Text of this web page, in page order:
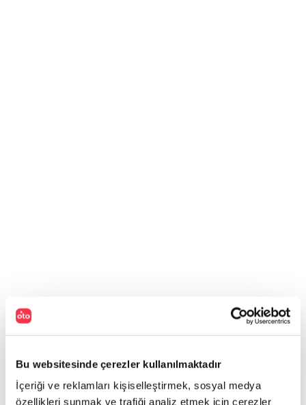
Bu websitesinde çerezler kullanılmaktadır
İçeriği ve reklamları kişiselleştirmek, sosyal medya
özellikleri sunmak ve trafiği analiz etmek için çerezler